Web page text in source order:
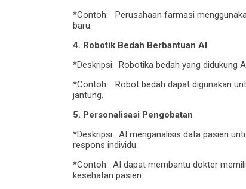
*Contoh: Perusahaan farmasi
baru.
4. Robotik Bedah Berbantuan AI
*Deskripsi: Robotika bedah yang didukung
*Contoh: Robot bedah dapat digunakan
jantung.
5. Personalisasi Pengobatan
*Deskripsi: AI menganalisis data pasien
respons individu.
*Contoh: AI dapat membantu dokter
kesehatan pasien.